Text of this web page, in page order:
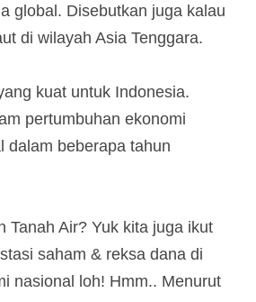
global. Disebutkan juga kalau
di wilayah Asia Tenggara.
kuat untuk Indonesia.
pertumbuhan ekonomi
dalam beberapa tahun
Tanah Air? Yuk kita juga ikut
saham & reksa dana di
nasional loh! Hmm.. Menurut